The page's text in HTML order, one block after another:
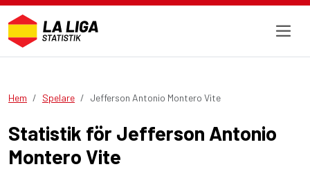
Hem Spelare Jefferson Antonio Montero Vite
Statistik för Jefferson Antonio
Montero Vite